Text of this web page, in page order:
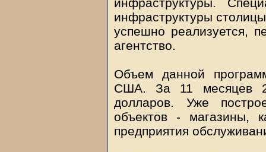
инфраструктуры
успешно реализуется,
агентство.
Объем данной
США. За 11 месяцев
долларов. Уже
объектов - магазины,
предприятия